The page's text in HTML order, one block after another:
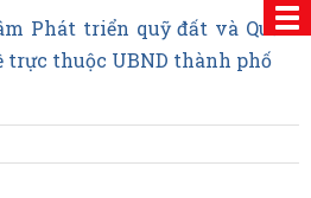
Phát triển quỹ đất và Quản
trực thuộc UBND thành phố